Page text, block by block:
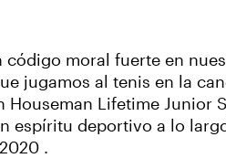
moral fuerte en
jugamos al tenis en la
Lifetime Junior
espíritu deportivo a lo
.